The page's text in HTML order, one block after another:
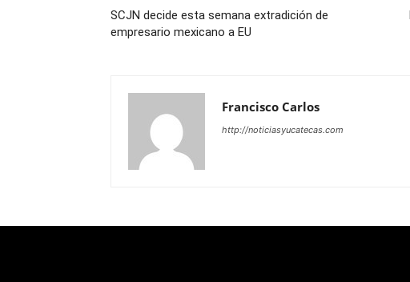
SCJN decide esta semana extradición de
empresario mexicano a EU
Francisco Carlos
http://noticiasyucatecas.com